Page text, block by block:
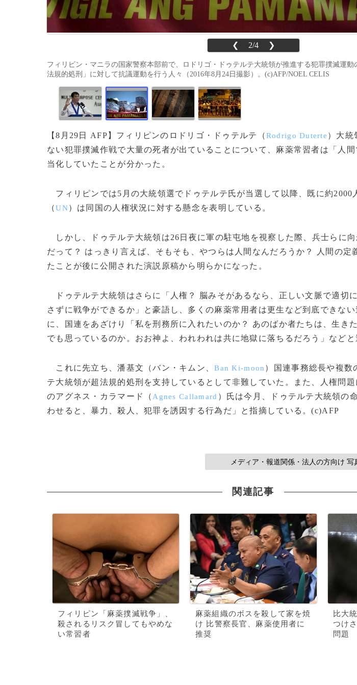
❮ 2/4 ❯
フィリピン・マニラの国家警察本部前で、ロドリゴ・ドゥテルテ大統領が推進する犯罪撲滅運動
法規的処刑」に対して抗議運動を行う人々（2016年8月24日撮影）。(c)AFP/NOEL CELIS
【8月29日 AFP】フィリピンのロドリゴ・ドゥテルテ（Rodrigo Duterte ）大統
ない犯罪撲滅作戦で大量の死者が出ていることについて、麻薬常習者は「人
当化していたことが分かった。
フィリピンでは5月の大統領選でドゥテルテ氏が当選して以降、既に約2000
（UN）は同国の人権状況に対する懸念を表明している。
しかし、ドゥテルテ大統領は26日夜に軍の駐屯地を視察した際、兵士らに
だって？ はっきり言えば、そもそも、やつらは人間なんだろうか？ 人間の定
たことが後に公開された演説原稿から明らかになった。
ドゥテルテ大統領はさらに「人権？ 脳みそがあるなら、正しい文脈で適切
さずに戦争ができるか」と豪語し、多くの麻薬常用者は更生など到底できな
に、国連をあざけり「私を刑務所に入れたいのか？ あのばか者たちは、生き
でも思っているのか。おお神よ、われわれは共に地獄に落ちるだろう」などと
これに先立ち、潘基文（バン・キムン、Ban Ki-moon ）国連事務総長や複数
テ大統領が超法規的処刑を支持しているとして非難していた。また、人権問
のアグネス・カラマード（ Agnes Callamard ）氏は今月、ドゥテルテ大統領の
わせると、暴力、殺人、犯罪を誘因する行為だ」と指摘している。(c)AFP
メディア・報道関係・法人の方向け
関連記事
フィリピン「麻薬撲滅戦争」、
殺されるリスク冒してもやめな
い常習者
麻薬組織のボスを殺して家を焼
け 比警察長官、麻薬使用者に
推奨
比大
つけ
問題